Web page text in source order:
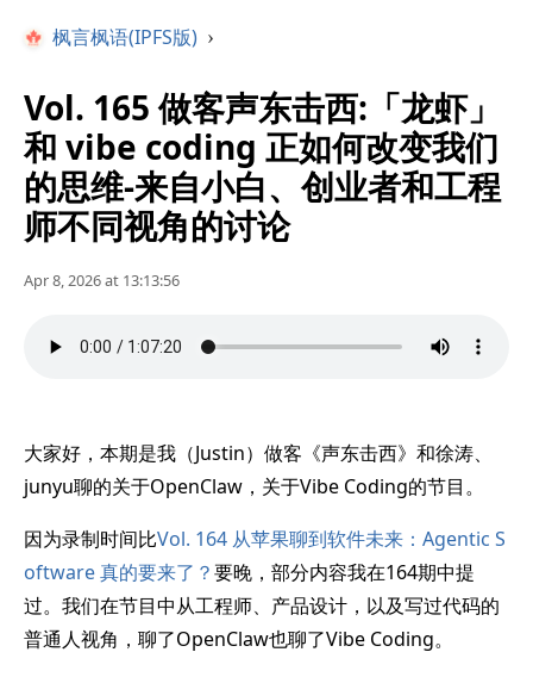
枫言枫语(IPFS版) ›
Vol. 165 做客声东击西:「龙虾」
和 vibe coding 正如何改变我们
的思维-来自小白、创业者和工程
师不同视角的讨论
Apr 8, 2026 at 13:13:56
大家好，本期是我（Justin）做客《声东击西》和徐涛、
junyu聊的关于OpenClaw，关于Vibe Coding的节目。
因为录制时间比Vol. 164 从苹果聊到软件未来：Agentic S
oftware 真的要来了？要晚，部分内容我在164期中提
过。我们在节目中从工程师、产品设计，以及写过代码的
普通人视角，聊了OpenClaw也聊了Vibe Coding。